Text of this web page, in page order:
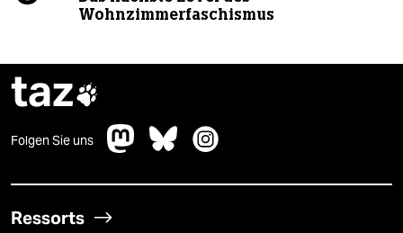
Wohnzimmerfaschismus
taz
Folgen Sie uns
Ressorts